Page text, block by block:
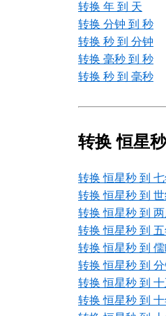
转换 年 到 天
转换 分钟 到 秒
转换 秒 到 分钟
转换 毫秒 到 秒
转换 秒 到 毫秒
转换 恒星
转换 恒星秒 到 七
转换 恒星秒 到
转换 恒星秒 到 两
转换 恒星秒 到 五
转换 恒星秒 到
转换 恒星秒 到
转换 恒星秒 到
转换 恒星秒 到